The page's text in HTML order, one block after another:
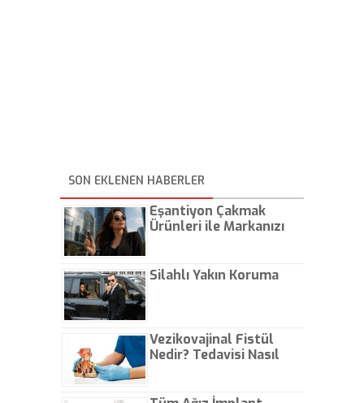
SON EKLENEN HABERLER
Eşantiyon Çakmak
Ürünleri ile Markanızı
Silahlı Yakın Koruma
Vezikovajinal Fistül
Nedir? Tedavisi Nasıl